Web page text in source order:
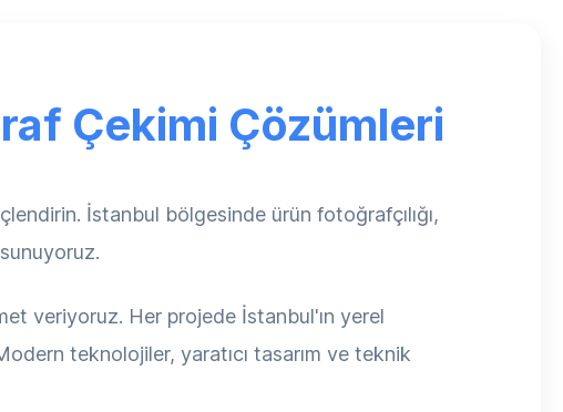
Çekimi Çözümleri
İstanbul bölgesinde ürün fotoğrafçılığı,
veriyoruz. Her projede İstanbul'ın yerel
teknolojiler, yaratıcı tasarım ve teknik